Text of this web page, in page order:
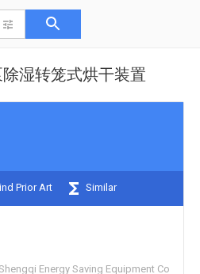
湿转笼式烘干装置
Prior Art Similar
Energy Saving Equipment Co